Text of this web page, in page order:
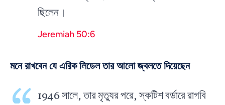
ছিলেন।
Jeremiah 50:6
মনে রাখবেন যে এরিক লিডেল তার আলো জ্বলতে দিয়েছেন
1946 সালে, তার মৃত্যুর পরে, স্কটিশ বর্ডারে রাগবি